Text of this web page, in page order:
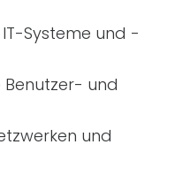
IT-Systeme und -
und
und